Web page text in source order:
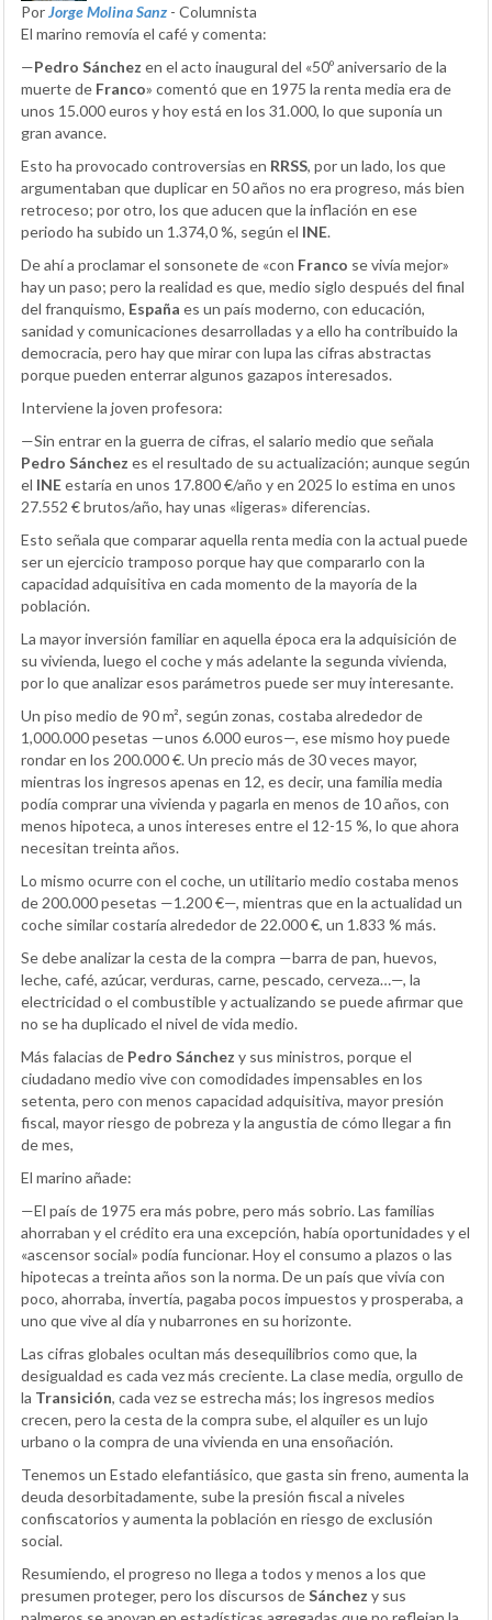
PorJorge Molina Sanz - Columnista
El marino removía el café y comenta:
—Pedro Sánchez en el acto inaugural del «50º aniversario de la
muerte de Franco» comentó que en 1975 la renta media era de
unos 15.000 euros y hoy está en los 31.000, lo que suponía un
gran avance.
Esto ha provocado controversias en RRSS, por un lado, los que
argumentaban que duplicar en 50 años no era progreso, más bien
retroceso; por otro, los que aducen que la inflación en ese
periodo ha subido un 1.374,0 %, según el INE.
De ahí a proclamar el sonsonete de «con Franco se vivía mejor»
hay un paso; pero la realidad es que, medio siglo después del final
del franquismo, España es un país moderno, con educación,
sanidad y comunicaciones desarrolladas y a ello ha contribuido la
democracia, pero hay que mirar con lupa las cifras abstractas
porque pueden enterrar algunos gazapos interesados.
Interviene la joven profesora:
—Sin entrar en la guerra de cifras, el salario medio que señala
Pedro Sánchez es el resultado de su actualización; aunque según
el INEestaría en unos 17.800 €/año y en 2025 lo estima en unos
27.552 € brutos/año, hay unas «ligeras» diferencias.
Esto señala que comparar aquella renta media con la actual puede
ser un ejercicio tramposo porque hay que compararlo con la
capacidad adquisitiva en cada momento de la mayoría de la
población.
La mayor inversión familiar en aquella época era la adquisición de
su vivienda, luego el coche y más adelante la segunda vivienda,
por lo que analizar esos parámetros puede ser muy interesante.
Un piso medio de 90 m², según zonas, costaba alrededor de
1,000.000 pesetas —unos 6.000 euros—, ese mismo hoy puede
rondar en los 200.000 €. Un precio más de 30 veces mayor,
mientras los ingresos apenas en 12, es decir, una familia media
podía comprar una vivienda y pagarla en menos de 10 años, con
menos hipoteca, a unos intereses entre el 12-15 %, lo que ahora
necesitan treinta años.
Lo mismo ocurre con el coche, un utilitario medio costaba menos
de 200.000 pesetas —1.200 €—, mientras que en la actualidad un
coche similar costaría alrededor de 22.000 €, un 1.833 % más.
Se debe analizar la cesta de la compra —barra de pan, huevos,
leche, café, azúcar, verduras, carne, pescado, cerveza…—, la
electricidad o el combustible y actualizando se puede afirmar que
no se ha duplicado el nivel de vida medio.
Más falacias de Pedro Sánchez y sus ministros, porque el
ciudadano medio vive con comodidades impensables en los
setenta, pero con menos capacidad adquisitiva, mayor presión
fiscal, mayor riesgo de pobreza y la angustia de cómo llegar a fin
de mes,
El marino añade:
—El país de 1975 era más pobre, pero más sobrio. Las familias
ahorraban y el crédito era una excepción, había oportunidades y el
«ascensor social» podía funcionar. Hoy el consumo a plazos o las
hipotecas a treinta años son la norma. De un país que vivía con
poco, ahorraba, invertía, pagaba pocos impuestos y prosperaba, a
uno que vive al día y nubarrones en su horizonte.
Las cifras globales ocultan más desequilibrios como que, la
desigualdad es cada vez más creciente. La clase media, orgullo de
la Transición, cada vez se estrecha más; los ingresos medios
crecen, pero la cesta de la compra sube, el alquiler es un lujo
urbano o la compra de una vivienda en una ensoñación.
Tenemos un Estado elefantiásico, que gasta sin freno, aumenta la
deuda desorbitadamente, sube la presión fiscal a niveles
confiscatorios y aumenta la población en riesgo de exclusión
social.
Resumiendo, el progreso no llega a todos y menos a los que
presumen proteger, pero los discursos deSánchez y sus